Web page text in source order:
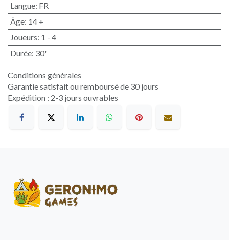
Langue: FR
Âge: 14 +
Joueurs: 1 - 4
Durée: 30'
Conditions générales
Garantie satisfait ou remboursé de 30 jours
Expédition : 2-3 jours ouvrables